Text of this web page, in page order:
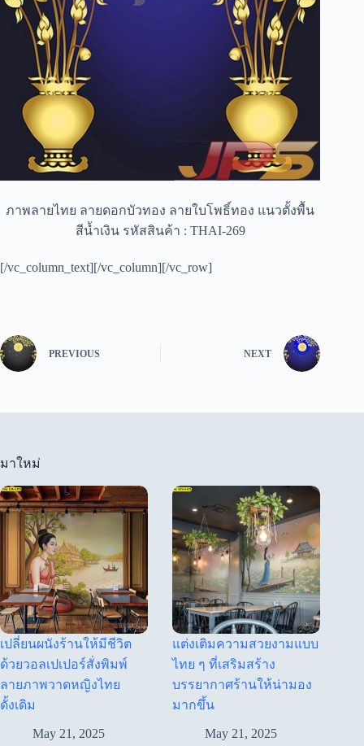
ภาพลายไทย ลายดอกบัวทอง ลายใบโพธิ์ทอง แนวตั้งพื้น
สีน้ำเงิน รหัสสินค้า : THAI-269
[/vc_column_text][/vc_column][/vc_row]
PREVIOUS NEXT
มาใหม่
เปลี่ยนผนังร้านให้มีชีวิต
ด้วยวอลเปเปอร์สั่งพิมพ์
ลายภาพวาดหญิงไทย
ดั้งเดิม
May 21, 2025
แต่งเติมความสวยงามแบบ
ไทย ๆ ที่เสริมสร้าง
บรรยากาศร้านให้น่ามอง
มากขึ้น
May 21, 2025